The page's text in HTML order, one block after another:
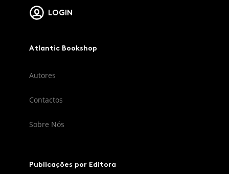
LOGIN
Atlantic Bookshop
Autores
Contactos
Sobre Nós
Publicações por Editora